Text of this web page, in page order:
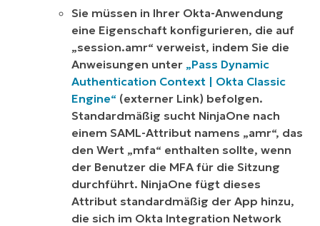
Sie müssen in Ihrer Okta-Anwendung
eine Eigenschaft konfigurieren, die auf
„session.amr“ verweist, indem Sie die
Anweisungen unter „Pass Dynamic
Authentication Context | Okta Classic
Engine“ (externer Link) befolgen.
Standardmäßig sucht NinjaOne nach
einem SAML-Attribut namens „amr“, das
den Wert „mfa“ enthalten sollte, wenn
der Benutzer die MFA für die Sitzung
durchführt. NinjaOne fügt dieses
Attribut standardmäßig der App hinzu,
die sich im Okta Integration Network